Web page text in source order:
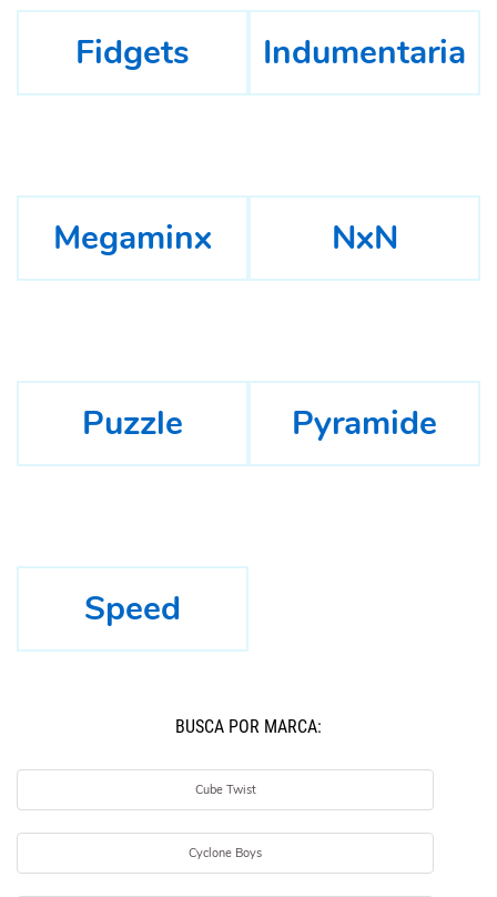
Fidgets Indumentaria
Megaminx NxN
Puzzle Pyramide
Speed
BUSCÁ POR MARCA:
Cube Twist
Cyclone Boys